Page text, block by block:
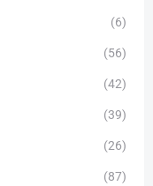
(6)
(56)
(42)
(39)
(26)
(87)